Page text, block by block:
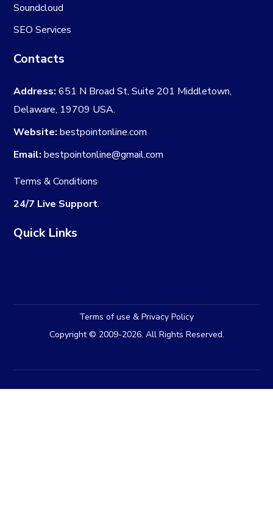
Soundcloud
SEO Services
Contacts
Address: 651 N Broad St, Suite 201 Middletown,
Delaware, 19709 USA.
Website: bestpointonline.com
Email: bestpointonline@gmail.com
Terms & Conditions
24/7 Live Support.
Quick Links
Terms of use & Privacy Policy
Copyright © 2009-2026. All Rights Reserved.